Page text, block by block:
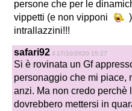
persone che per le
vippetti (e non vipponi
intrallazzini!!!
safari92 il 17/10/2020 15:27
Si è rovinata un Gf
personaggio che mi piace,
anzi. Ma non credo perchè
dovrebbero mettersi in